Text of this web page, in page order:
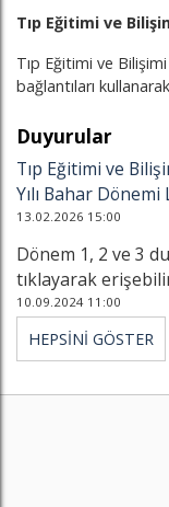
Tıp Eğitimi ve
Tıp Eğitimi ve
bağlantıları
Duyurular
Tıp Eğitimi ve
Yılı Bahar
13.02.2026 15:00
Dönem 1, 2 ve 3
tıklayarak
10.09.2024 11:00
HEPSİNİ GÖSTER